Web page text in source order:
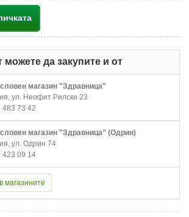
можете да закупите и от
магазин "Здравница"
ул. Неофит Рилски 23
483 73 42
магазин "Здравница" (Одрин)
ул. Одрин 74
423 09 14
магазините